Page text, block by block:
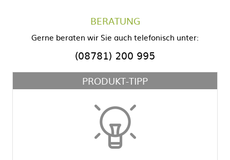
BERATUNG
Gerne beraten wir Sie auch telefonisch unter:
(08781) 200 995
PRODUKT-TIPP